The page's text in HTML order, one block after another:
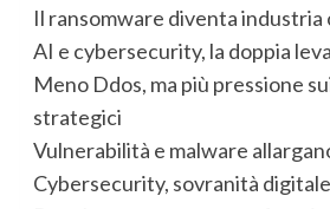
Il ransomware diventa industria
AI e cybersecurity, la doppia
Meno Ddos, ma più pressione
strategici
Vulnerabilità e malware
Cybersecurity, sovranità